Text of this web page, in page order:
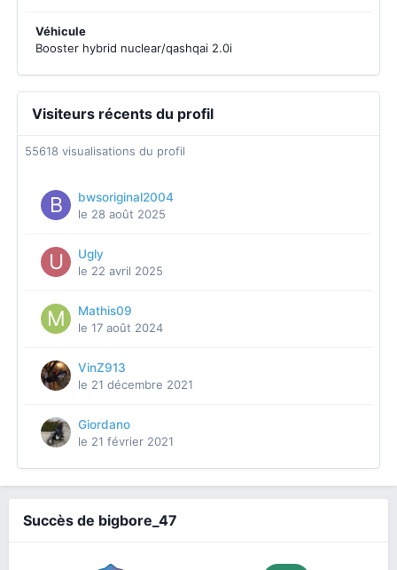
Véhicule
Booster hybrid nuclear/qashqai 2.0i
Visiteurs récents du profil
55618 visualisations du profil
bwsoriginal2004
le 28 août 2025
Ugly
le 22 avril 2025
Mathis09
le 17 août 2024
VinZ913
le 21 décembre 2021
Giordano
le 21 février 2021
Succès de bigbore_47